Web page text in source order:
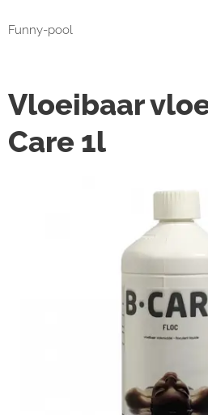
Funny-pool
Vloeibaar
Care 1l